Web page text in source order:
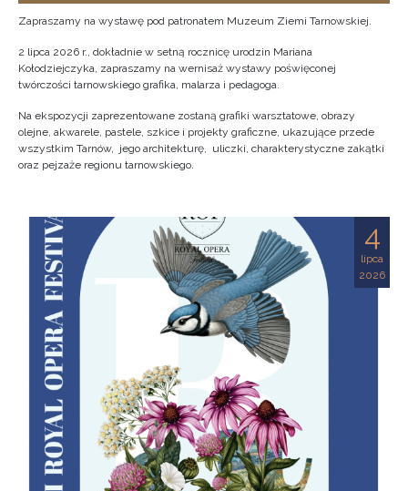
Zapraszamy na wystawę pod patronatem Muzeum Ziemi Tarnowskiej.
2 lipca 2026 r., dokładnie w setną rocznicę urodzin Mariana
Kołodziejczyka, zapraszamy na wernisaż wystawy poświęconej
twórczości tarnowskiego grafika, malarza i pedagoga.
Na ekspozycji zaprezentowane zostaną grafiki warsztatowe, obrazy
olejne, akwarele, pastele, szkice i projekty graficzne, ukazujące przede
wszystkim Tarnów, jego architekturę, uliczki, charakterystyczne zakątki
oraz pejzaże regionu tarnowskiego.
4
lipca
2026